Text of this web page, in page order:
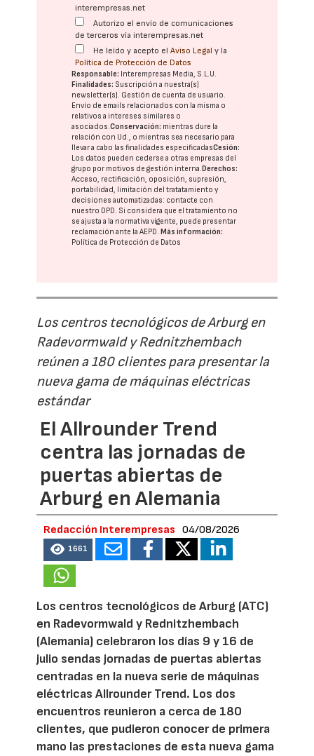
interempresas.net
Autorizo el envío de comunicaciones
de terceros vía interempresas.net
He leído y acepto elAviso Legal y la
Política de Protección de Datos
Responsable: Interempresas Media, S.L.U.
Finalidades: Suscripción a nuestra(s)
newsletter(s). Gestión de cuenta de usuario.
Envío de emails relacionados con la misma o
relativos a intereses similares o
asociados.Conservación: mientras dure la
relación con Ud., o mientras sea necesario para
llevar a cabo las finalidades especificadasCesión:
Los datos pueden cederse a otras empresas del
grupo por motivos de gestión interna. Derechos:
Acceso, rectificación, oposición, supresión,
portabilidad, limitación del tratatamiento y
decisiones automatizadas: contacte con
nuestro DPD. Si considera que el tratamiento no
se ajusta a la normativa vigente, puede presentar
reclamación ante laAEPD. Más información:
Política de Protección de Datos
Los centros tecnológicos de Arburg en
Radevormwald y Rednitzhembach
reúnen a 180 clientes para presentar la
nueva gama de máquinas eléctricas
estándar
El Allrounder Trend
centra las jornadas de
puertas abiertas de
Arburg en Alemania
Redacción Interempresas 04/08/2026
1661
Los centros tecnológicos de Arburg (ATC)
en Radevormwald y Rednitzhembach
(Alemania) celebraron los días 9 y 16 de
julio sendas jornadas de puertas abiertas
centradas en la nueva serie de máquinas
eléctricas Allrounder Trend. Los dos
encuentros reunieron a cerca de 180
clientes, que pudieron conocer de primera
mano las prestaciones de esta nueva gama